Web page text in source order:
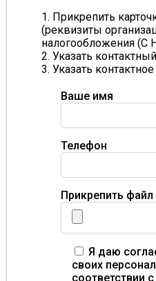
1. Прикрепить
(реквизиты
налогообложения
2. Указать
3. Указать
Ваше имя
Телефон
Прикрепить файл
Я даю
своих
соответствии с